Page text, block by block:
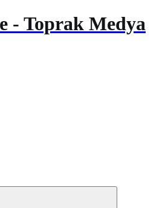
- Toprak Medya